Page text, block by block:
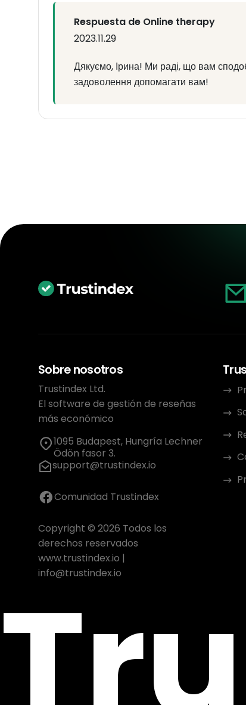
Respuesta de Online therapy
2023.11.29
Дякуємо, Ірина! Ми раді, що вам
задоволення допомагати вам!
Sobre nosotros
Trustindex Ltd.
El software de gestión de reseñas
más económico
1095 Budapest, Hungría Lechner
Ödön fasor 3.
support@trustindex.io
Comunidad Trustindex
Copyright © 2026 Todos los
derechos reservados
www.trustindex.io |
info@trustindex.io